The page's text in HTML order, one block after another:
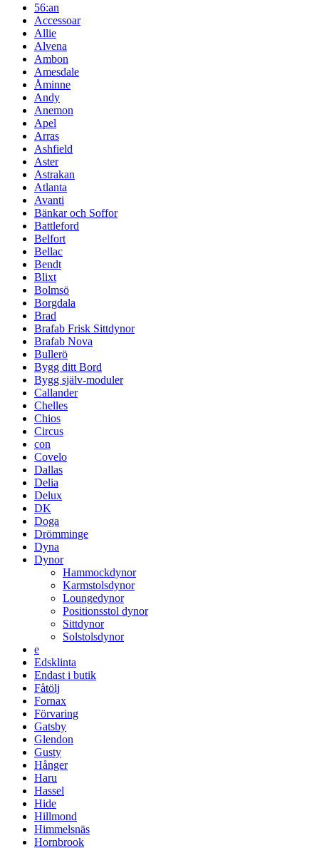
56:an
Accessoar
Allie
Alvena
Ambon
Amesdale
Åminne
Andy
Anemon
Apel
Arras
Ashfield
Aster
Astrakan
Atlanta
Avanti
Bänkar och Soffor
Battleford
Belfort
Bellac
Bendt
Blixt
Bolmsö
Borgdala
Brad
Brafab Frisk Sittdynor
Brafab Nova
Bullerö
Bygg ditt Bord
Bygg själv-moduler
Callander
Chelles
Chios
Circus
con
Covelo
Dallas
Delia
Delux
DK
Doga
Drömminge
Dyna
Dynor
Hammockdynor
Karmstolsdynor
Loungedynor
Positionsstol dynor
Sittdynor
Solstolsdynor
e
Edsklinta
Endast i butik
Fåtölj
Fornax
Förvaring
Gatsby
Glendon
Gusty
Hånger
Haru
Hassel
Hide
Hillmond
Himmelsnäs
Hornbrook